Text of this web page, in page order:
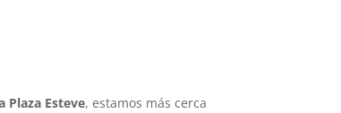
Plaza Esteve, estamos más cerca